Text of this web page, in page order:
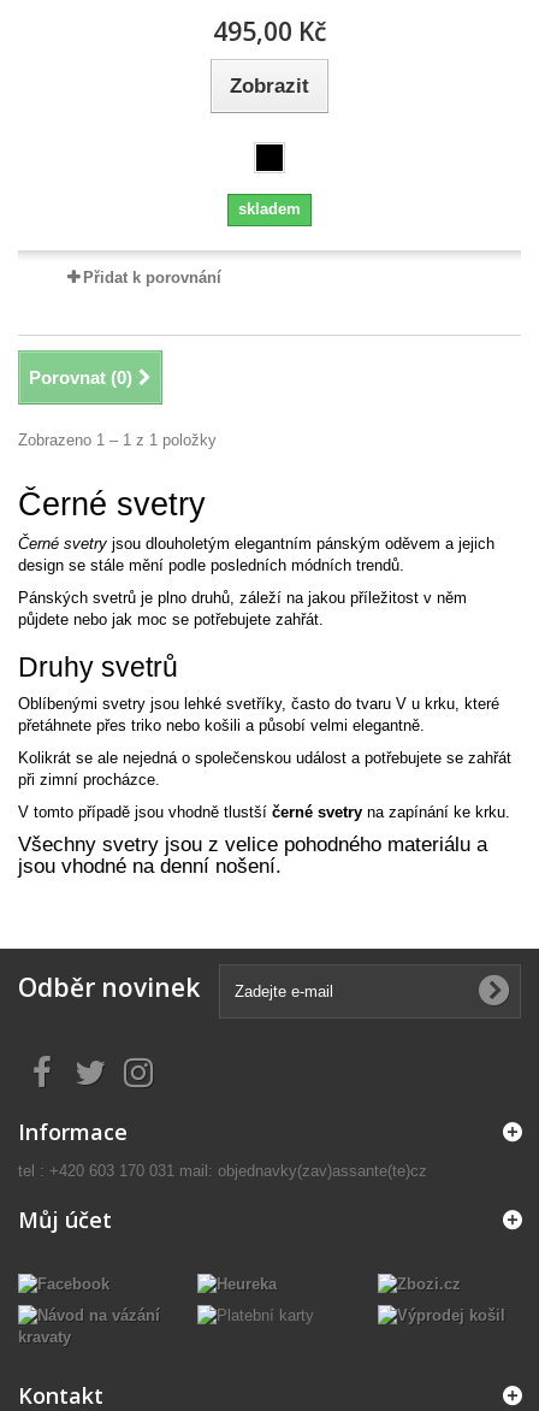
495,00 Kč
Zobrazit
skladem
Přidat k porovnání
Porovnat (0)
Zobrazeno 1 – 1 z 1 položky
Černé svetry
Černé svetry jsou dlouholetým elegantním pánským oděvem a jejich
design se stále mění podle posledních módních trendů.
Pánských svetrů je plno druhů, záleží na jakou příležitost v něm
půjdete nebo jak moc se potřebujete zahřát.
Druhy svetrů
Oblíbenými svetry jsou lehké svetříky, často do tvaru V u krku, které
přetáhnete přes triko nebo košili a působí velmi elegantně.
Kolikrát se ale nejedná o společenskou událost a potřebujete se zahřát
při zimní procházce.
V tomto případě jsou vhodně tlustší černé svetry na zapínání ke krku.
Všechny svetry jsou z velice pohodného materiálu a
jsou vhodné na denní nošení.
Odběr novinek
Informace
tel : +420 603 170 031 mail: objednavky(zav)assante(te)cz
Můj účet
Kontakt